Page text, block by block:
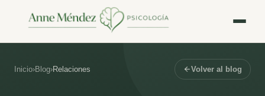
Inicio›Blog›Relaciones Volver al blog